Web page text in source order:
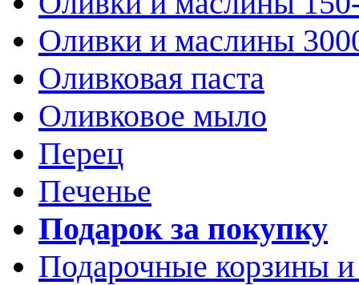
Оливки и маслины
Оливковая паста
Оливковое мыло
Перец
Печенье
Подарок за покупку
Подарочные корзины